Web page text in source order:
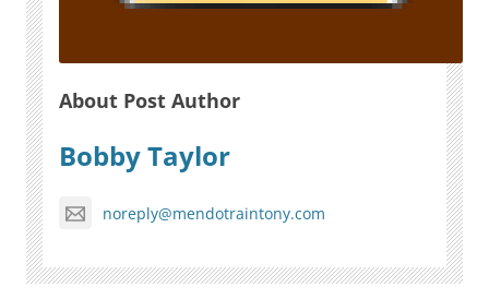
About Post Author
Bobby Taylor
noreply@mendotraintony.com